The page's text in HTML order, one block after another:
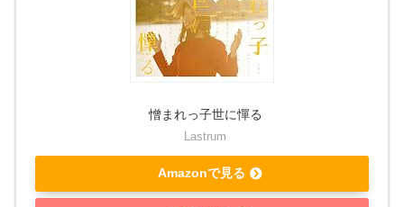
憎まれっ子世に憚る
Lastrum
Amazonで見る